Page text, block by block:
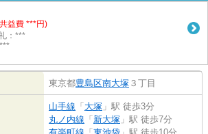
益費 ***円)
：***
東京都豊島区南大塚 ３丁目
山手線 「 大塚 」駅 徒歩3分
丸ノ内線 「 新大塚 」駅 徒歩7分